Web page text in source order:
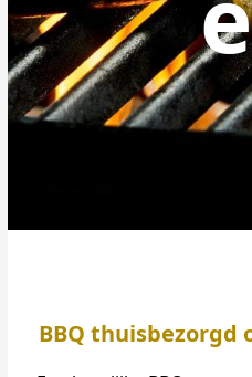
BBQ thuisbezorgd